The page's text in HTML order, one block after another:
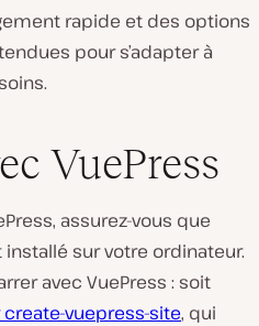
rapide et des options
pour s’adapter à
VuePress
assurez-vous que
installé sur votre ordinateur.
avec VuePress : soit
vuepress-site, qui